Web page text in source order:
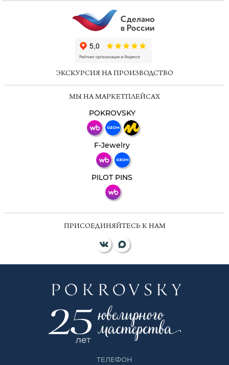
ЭКСКУРСИЯ НА ПРОИЗВОДСТВО
МЫ НА МАРКЕТПЛЕЙСАХ
POKROVSKY
F-Jewelry
PILOT PINS
ПРИСОЕДИНЯЙТЕСЬ К НАМ
ТЕЛЕФОН